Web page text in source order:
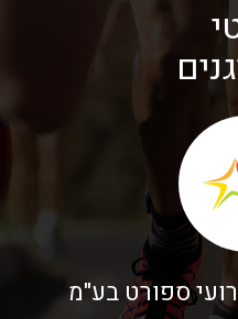
ספורט בע"מ